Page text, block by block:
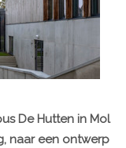
De Hutten in Mol
naar een ontwerp